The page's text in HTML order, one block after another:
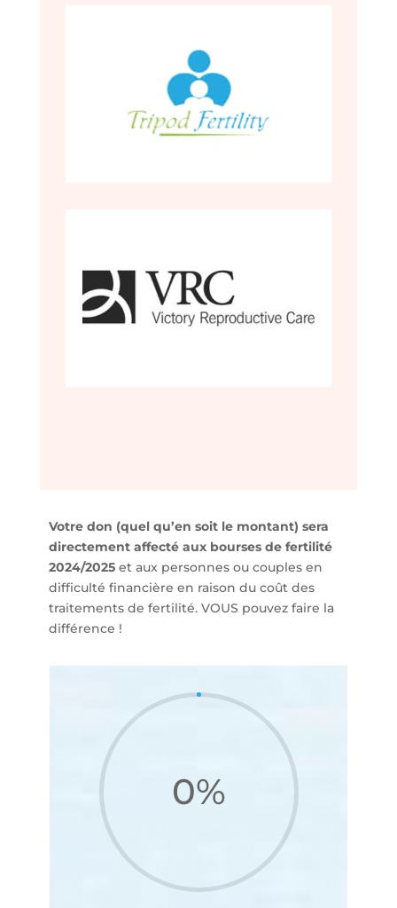
Votre don (quel qu’en soit le montant) sera
directement affecté aux bourses de fertilité
2024/2025et aux personnes ou couples en
difficulté financière en raison du coût des
traitements de fertilité. VOUS pouvez faire la
différence !
0%